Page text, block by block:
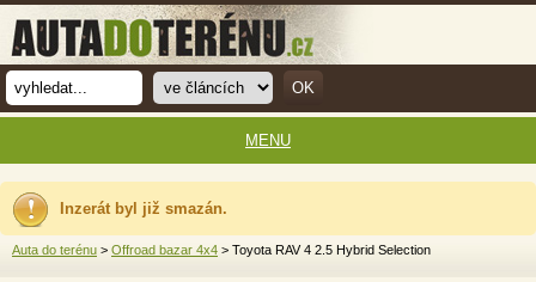
Inzerát byl již smazán.
Auta do terénu > Offroad bazar 4x4 > Toyota RAV 4 2.5 Hybrid Selection
MENU